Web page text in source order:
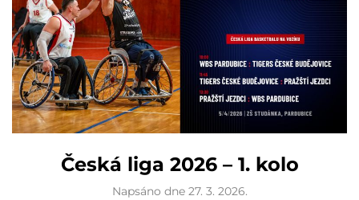
Česká liga 2026 – 1. kolo
Napsáno dne 27. 3. 2026.